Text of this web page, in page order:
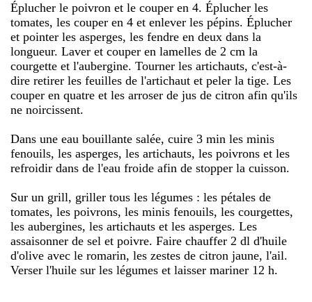
Éplucher le poivron et le couper en 4. Éplucher les
tomates, les couper en 4 et enlever les pépins. Éplucher
et pointer les asperges, les fendre en deux dans la
longueur. Laver et couper en lamelles de 2 cm la
courgette et l'aubergine. Tourner les artichauts, c'est-à-
dire retirer les feuilles de l'artichaut et peler la tige. Les
couper en quatre et les arroser de jus de citron afin qu'ils
ne noircissent.
Dans une eau bouillante salée, cuire 3 min les minis
fenouils, les asperges, les artichauts, les poivrons et les
refroidir dans de l'eau froide afin de stopper la cuisson.
Sur un grill, griller tous les légumes : les pétales de
tomates, les poivrons, les minis fenouils, les courgettes,
les aubergines, les artichauts et les asperges. Les
assaisonner de sel et poivre. Faire chauffer 2 dl d'huile
d'olive avec le romarin, les zestes de citron jaune, l'ail.
Verser l'huile sur les légumes et laisser mariner 12 h.